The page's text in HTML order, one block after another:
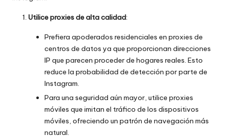
Utilice proxies de alta calidad:
Prefiera apoderados residenciales en proxies de
centros de datos ya que proporcionan direcciones
IP que parecen proceder de hogares reales. Esto
reduce la probabilidad de detección por parte de
Instagram.
Para una seguridad aún mayor, utilice proxies
móviles que imitan el tráfico de los dispositivos
móviles, ofreciendo un patrón de navegación más
natural.